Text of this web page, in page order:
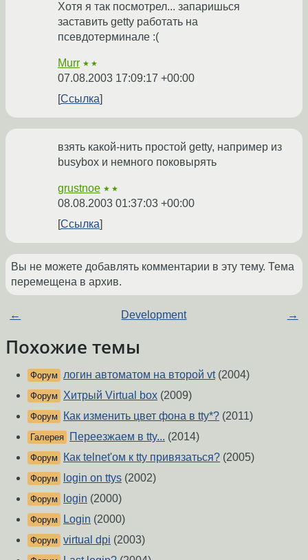
Хотя я так посмотрел... запаришься
заставить getty работать на
псевдотерминале :(
Murr ★★
07.08.2003 17:09:17 +00:00
Ссылка
взять какой-нить простой getty, например из
busybox и немного поковырять
grustnoe ★★
08.08.2003 01:37:03 +00:00
Ссылка
Вы не можете добавлять комментарии в эту тему. Тема
перемещена в архив.
← Development →
Похожие темы
Форум логин автоматом на второй vt(2004)
Форум Хитрый Virtual box (2009)
Форум Как изменить цвет фона в tty*? (2011)
Галерея Переезжаем в tty... (2014)
Форум Как telnet'ом к tty привязаться? (2005)
Форум login on ttys (2002)
Форум login (2000)
Форум Login (2000)
Форум virtual dpi (2003)